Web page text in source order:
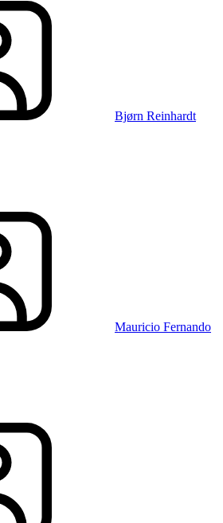
Bjørn Reinhardt
Mauricio Fernando